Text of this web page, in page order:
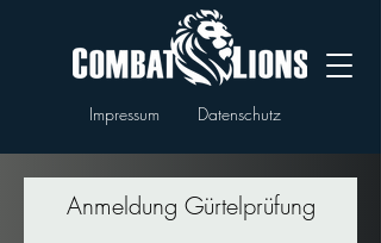
Impressum Datenschutz
Anmeldung Gürtelprüfung